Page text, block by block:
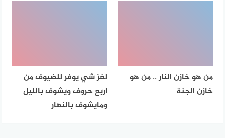
من هو خازن النار .. من هو
خازن الجنة
لغز شي يوفر للضيوف من
اربع حروف ويشوف بالليل
ومايشوف بالنهار